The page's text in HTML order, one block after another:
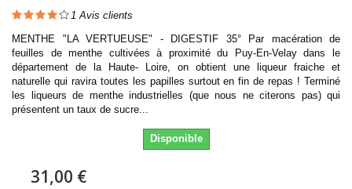
1 Avis clients
MENTHE "LA VERTUEUSE" - DIGESTIF 35° Par macération de
feuilles de menthe cultivées à proximité du Puy-En-Velay dans le
département de la Haute- Loire, on obtient une liqueur fraiche et
naturelle qui ravira toutes les papilles surtout en fin de repas ! Terminé
les liqueurs de menthe industrielles (que nous ne citerons pas) qui
présentent un taux de sucre...
Disponible
31,00 €